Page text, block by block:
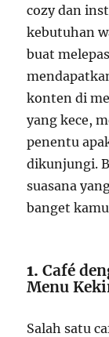
cozy dan
kebutuhan
buat
konten di
yang kece,
penentu
dikunjungi.
suasana
banget
1.Café
Menu
Salah satu